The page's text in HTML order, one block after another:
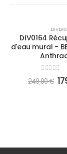
DIVERS
DIV0164
d'eau mural -
out of 5
249,00€